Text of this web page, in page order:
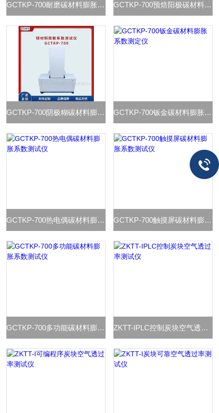
GCTKP-700耐磨碳材料膨胀系数测试仪 GCTKP-700预焙阳极碳材料膨胀系数测试仪
GCTKP-700阴极糊碳材料膨胀系数测试仪 GCTKP-700钣金碳材料膨胀系数测定仪
GCTKP-700热电偶碳材料膨胀系数测试仪 GCTKP-700触摸屏碳材料膨胀系数测试仪
GCTKP-700多功能碳材料膨胀系数测试仪 ZKTT-IPLC控制炭块空气透过率测试仪